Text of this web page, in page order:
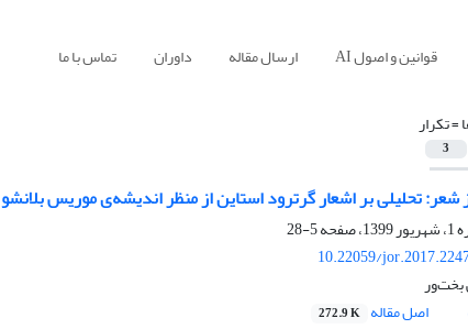
قوانین و اصول AI ارسال مقاله داوران تماس با ما
=تکرار
3
شعر: تحلیلی بر اشعار گرترود استاین از منظر اندیشه‌ی موریس بلانشو
5-28
10.22059/
اصل مقاله 272.9 K